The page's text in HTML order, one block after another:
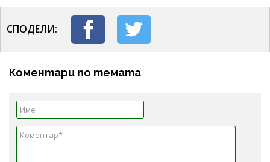
СПОДЕЛИ:
Коментари по темата